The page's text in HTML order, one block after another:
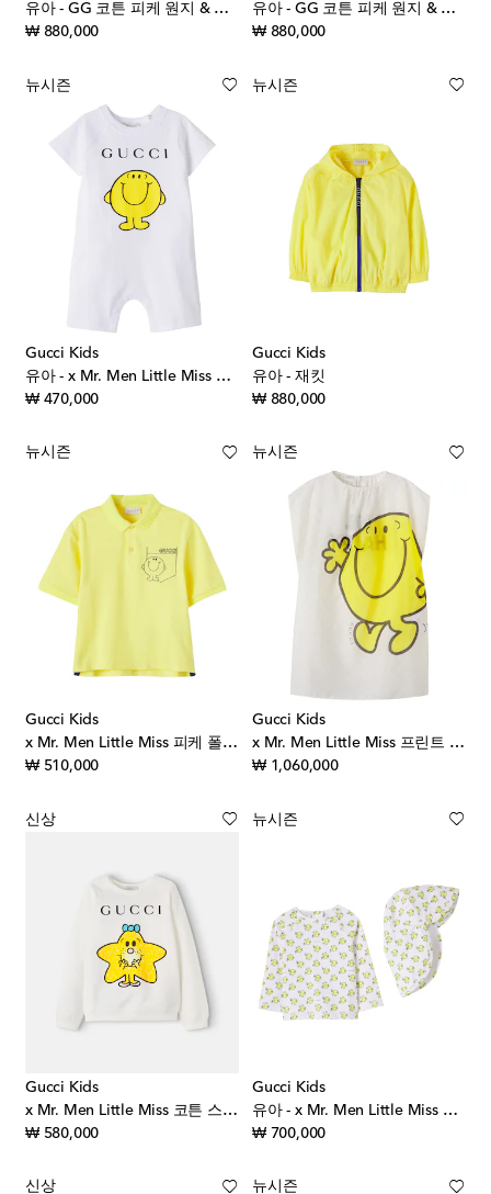
유아 - GG 코튼 피케 원지 & 비니 세트
₩ 880,000original price
유아 - GG 코튼 피케 원지 & 비니 세트
₩ 880,000original price
뉴시즌
Gucci Kids
유아 - x Mr. Men Little Miss 코튼 플레이수트
₩ 470,000original price
뉴시즌
Gucci Kids
유아 - 재킷
₩ 880,000original price
뉴시즌
Gucci Kids
x Mr. Men Little Miss 피케 폴로 셔츠
₩ 510,000original price
뉴시즌
Gucci Kids
x Mr. Men Little Miss 프린트 코튼 실크 드레스
₩ 1,060,000original price
신상
Gucci Kids
x Mr. Men Little Miss 코튼 스웨트셔츠
₩ 580,000original price
뉴시즌
Gucci Kids
유아 - x Mr. Men Little Miss Mr. Happy 래시가드 탑 & 선 햇 세트
₩ 700,000original price
신상 뉴시즌